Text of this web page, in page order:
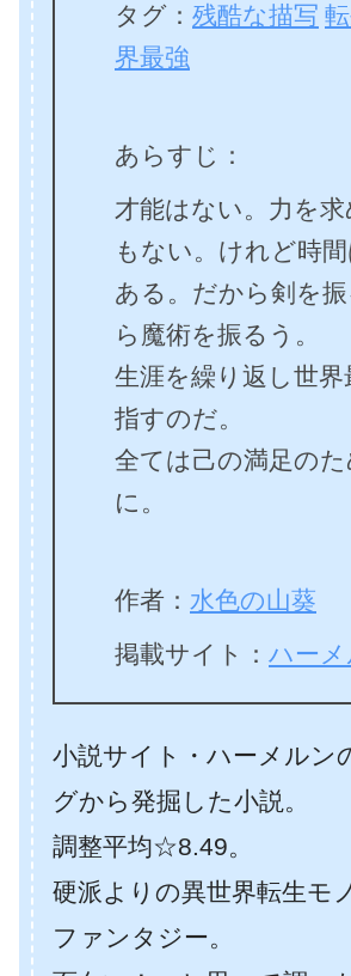
タグ： 残酷な描写
界最強
あらすじ：
才能はない。力を求
もない。けれど時
ある。だから剣を
ら魔術を振るう。
生涯を繰り返し世界
指すのだ。
全ては己の満足の
に。
作者： 水色の山葵
掲載サイト： ハーメ
小説サイト・ハーメルン
グから発掘した小説。
調整平均☆8.49。
硬派よりの異世界転生モ
ファンタジー。